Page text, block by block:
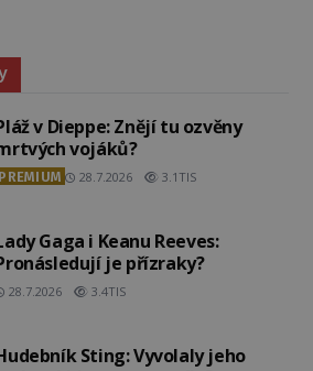
v Dieppe: Znějí tu ozvěny
vojáků?
PREMIUM 28.7.2026 3.1TIS
Gaga i Keanu Reeves:
je přízraky?
28.7.2026 3.4TIS
Sting: Vyvolaly jeho